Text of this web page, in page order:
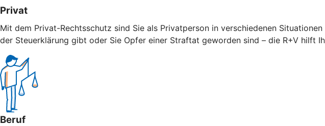
Privat
Mit dem Privat-Rechtsschutz sind Sie als Privatperson in verschiedenen
der Steuerklärung gibt oder Sie Opfer einer Straftat geworden sind – die R+V hilft
Beruf